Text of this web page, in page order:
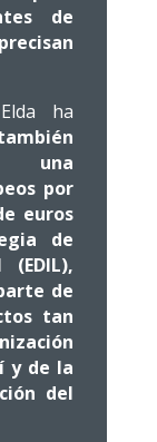
de
ha
una
por
euros
de
de
tan
y de la
del